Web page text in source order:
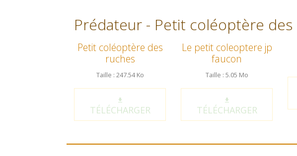
Prédateur - Petit coléoptère des
Petit coléoptère des
ruches
Taille : 247.54 Ko
TÉLÉCHARGER
Le petit coleoptere jp
faucon
Taille : 5.05 Mo
TÉLÉCHARGER